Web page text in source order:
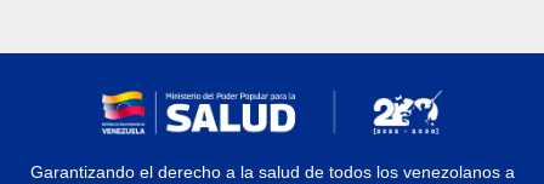
Garantizando el derecho a la salud de todos los venezolanos a